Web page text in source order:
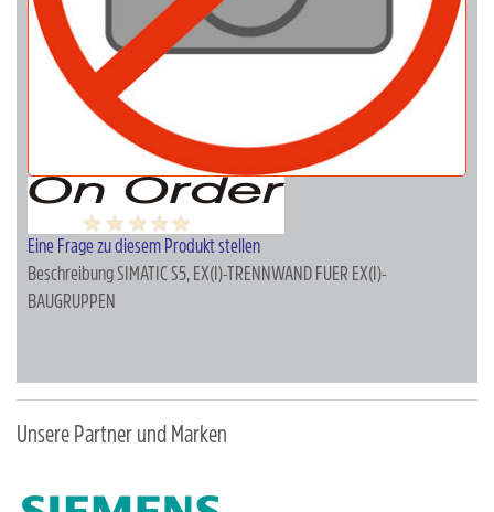
Eine Frage zu diesem Produkt stellen
BeschreibungSIMATIC S5, EX(I)-TRENNWAND FUER EX(I)-
BAUGRUPPEN
Unsere Partner und Marken